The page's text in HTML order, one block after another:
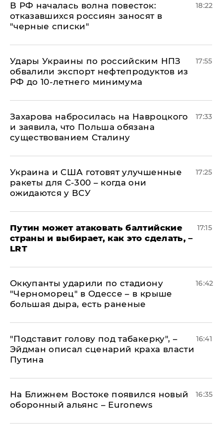
​В РФ началась волна повесток:
отказавшихся россиян заносят в
"черные списки"
18:22
Удары Украины по российским НПЗ
обвалили экспорт нефтепродуктов из
РФ до 10-летнего минимума
17:55
​Захарова набросилась на Навроцкого
и заявила, что Польша обязана
существованием Сталину
17:33
Украина и США готовят улучшенные
ракеты для С-300 – когда они
ожидаются у ВСУ
17:25
Путин может атаковать балтийские
страны и выбирает, как это сделать, –
LRT
17:15
Оккупанты ударили по стадиону
"Черноморец" в Одессе – в крыше
большая дыра, есть раненые
16:42
​"Подставит голову под табакерку", –
Эйдман описал сценарий краха власти
Путина
16:41
На Ближнем Востоке появился новый
оборонный альянс – Euronews
16:35